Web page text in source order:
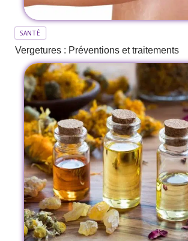
SANTÉ
Vergetures : Préventions et traitements